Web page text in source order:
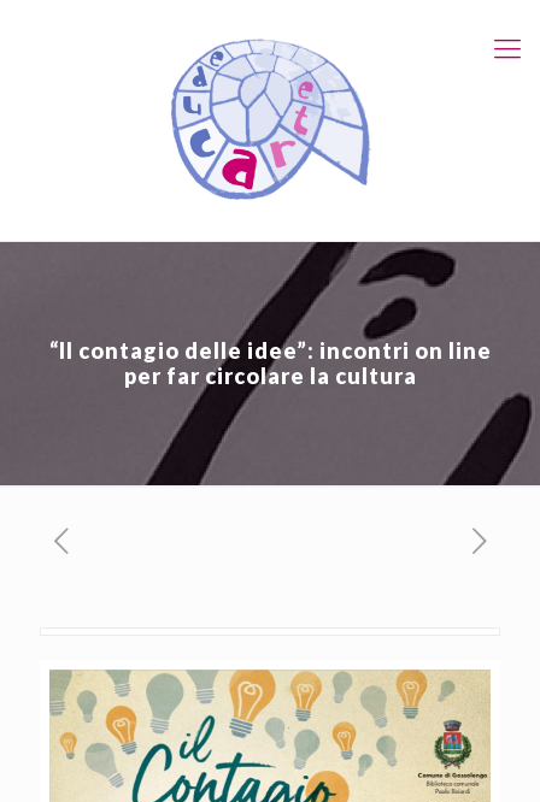
“Il contagio delle idee”: incontri on line
per far circolare la cultura